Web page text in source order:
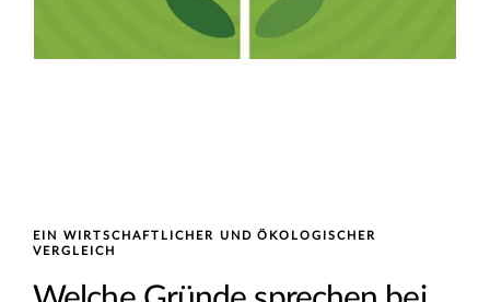
EIN WIRTSCHAFTLICHER UND ÖKOLOGISCHER
VERGLEICH